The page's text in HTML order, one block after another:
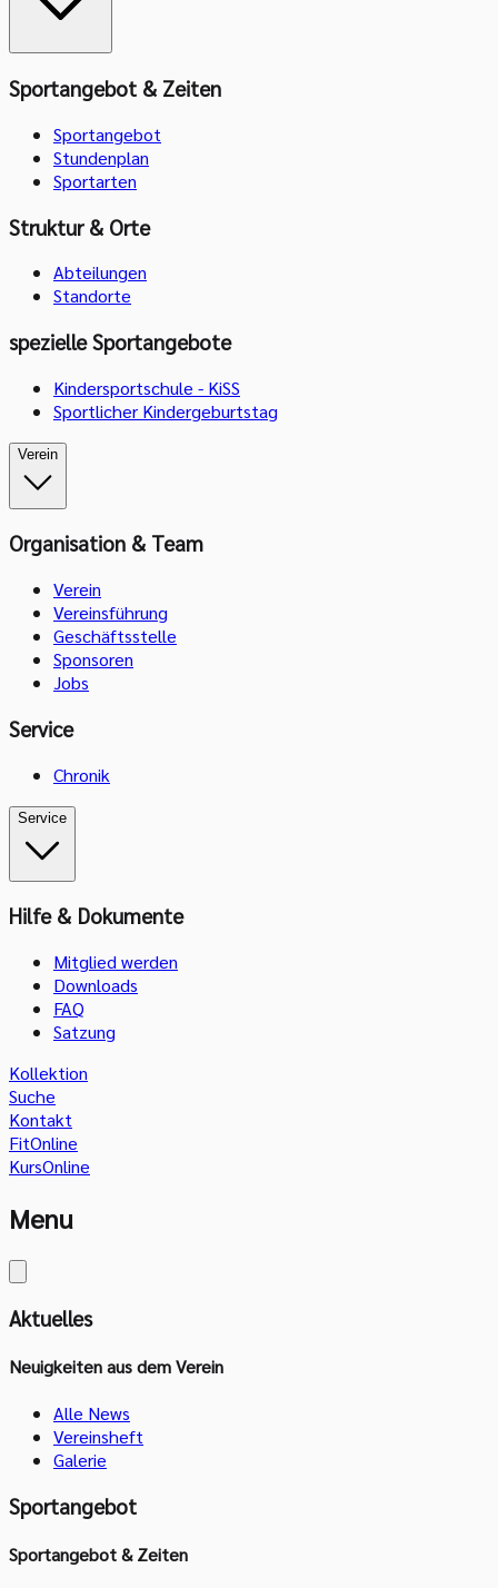
Sportangebot & Zeiten
Sportangebot
Stundenplan
Sportarten
Struktur & Orte
Abteilungen
Standorte
spezielle Sportangebote
Kindersportschule - KiSS
Sportlicher Kindergeburtstag
Verein
Organisation & Team
Verein
Vereinsführung
Geschäftsstelle
Sponsoren
Jobs
Service
Chronik
Service
Hilfe & Dokumente
Mitglied werden
Downloads
FAQ
Satzung
Kollektion
Suche
Kontakt
FitOnline
KursOnline
Menu
Aktuelles
Neuigkeiten aus dem Verein
Alle News
Vereinsheft
Galerie
Sportangebot
Sportangebot & Zeiten